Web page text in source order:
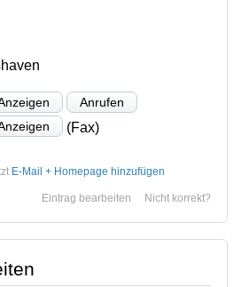
Anrufen
(Fax)
E-Mail + Homepage hinzufügen
Nicht korrekt?
Eintrag bearbeiten